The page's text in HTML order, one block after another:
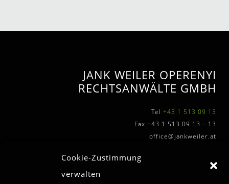
Cookie-Zustimmung
verwalten
JANK WEILER OPERENYI
RECHTSANWÄLTE GMBH
Tel +43 1 513 09 13
Fax +43 1 513 09 13 – 13
office@jankweiler.at